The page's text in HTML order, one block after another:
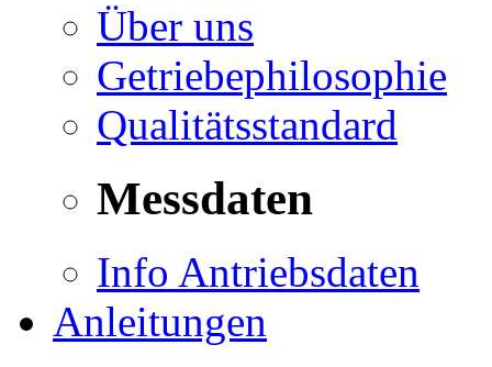
Über uns
Getriebephilosophie
Qualitätsstandard
Messdaten
Info Antriebsdaten
Anleitungen